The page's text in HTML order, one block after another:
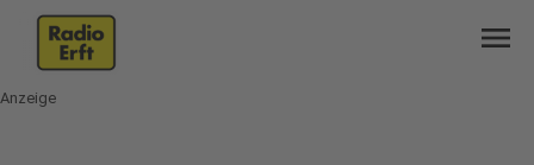
menu
Anzeige